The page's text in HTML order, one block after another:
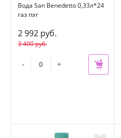
Вода San Benedetto 0,33л*24
газ пэт
2 992 руб.
3 400 руб.
- +